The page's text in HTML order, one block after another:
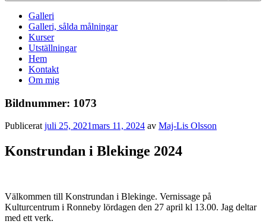
Galleri
Galleri, sålda målningar
Kurser
Utställningar
Hem
Kontakt
Om mig
Bildnummer: 1073
Publicerat juli 25, 2021mars 11, 2024 av Maj-Lis Olsson
Konstrundan i Blekinge 2024
Välkommen till Konstrundan i Blekinge. Vernissage på
Kulturcentrum i Ronneby lördagen den 27 april kl 13.00. Jag deltar
med ett verk.